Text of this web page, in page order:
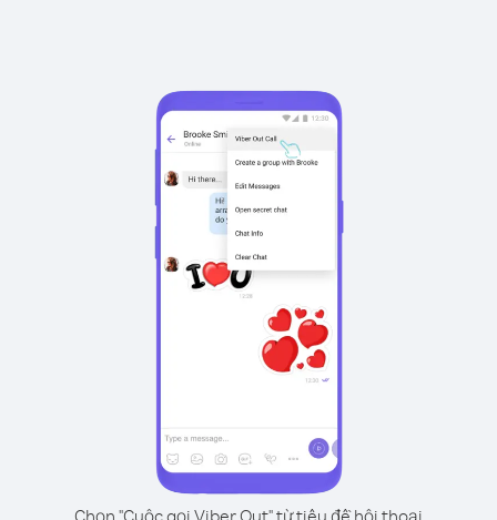
Chọn "Cuộc gọi Viber Out" từ tiêu đề hội thoại